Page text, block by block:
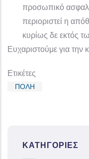
προσωπικό
περιοριστεί η
κυρίως δε εκτός
Ευχαριστούμε για την
Ετικέτες
ΠΟΛΗ
ΚΑΤΗΓΟΡΊΕΣ